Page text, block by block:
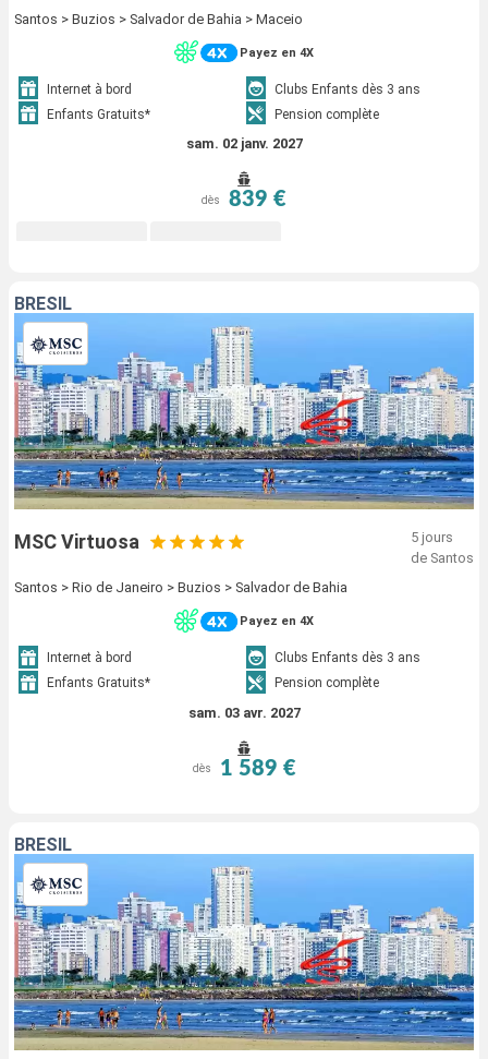
Santos > Buzios > Salvador de Bahia > Maceio
Payez en 4X
Internet à bord
Clubs Enfants dès 3 ans
Enfants Gratuits*
Pension complète
sam. 02 janv. 2027
dès 839 €
BRÉSIL
MSC Virtuosa
5 jours
de Santos
Santos > Rio de Janeiro > Buzios > Salvador de Bahia
Payez en 4X
Internet à bord
Clubs Enfants dès 3 ans
Enfants Gratuits*
Pension complète
sam. 03 avr. 2027
dès 1 589 €
BRÉSIL